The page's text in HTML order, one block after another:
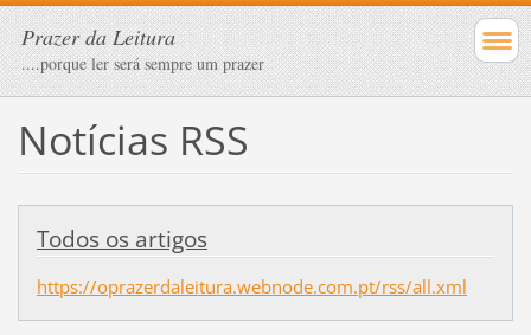
Prazer da Leitura
....porque ler será sempre um prazer
Notícias RSS
Todos os artigos
https://oprazerdaleitura.webnode.com.pt/rss/all.xml